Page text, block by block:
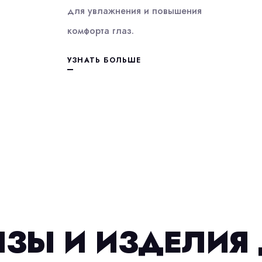
для увлажнения и повышения
комфорта глаз.
УЗНАТЬ БОЛЬШЕ
И ИЗДЕЛИЯ